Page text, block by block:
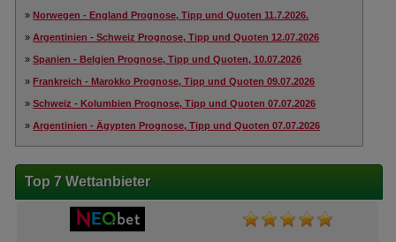
»Norwegen - England Prognose, Tipp und Quoten 11.7.2026.
»Argentinien - Schweiz Prognose, Tipp und Quoten 12.07.2026
»Spanien - Belgien Prognose, Tipp und Quoten, 10.07.2026
»Frankreich - Marokko Prognose, Tipp und Quoten 09.07.2026
»Schweiz - Kolumbien Prognose, Tipp und Quoten 07.07.2026
»Argentinien - Ägypten Prognose, Tipp und Quoten 07.07.2026
Top 7 Wettanbieter